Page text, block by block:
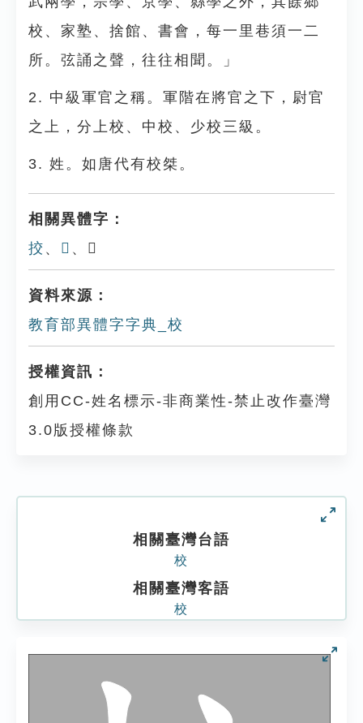
校、家塾、捨館、書會，每一里巷須一二
所。弦誦之聲，往往相聞。」
2. 中級軍官之稱。軍階在將官之下，尉官
之上，分上校、中校、少校三級。
3. 姓。如唐代有校桀。
相關異體字：
挍 、 𤲽 、𨬛
資料來源：
教育部異體字字典_校
授權資訊：
創用CC-姓名標示-非商業性-禁止改作臺灣
3.0版授權條款
相關臺灣台語
校
相關臺灣客語
校